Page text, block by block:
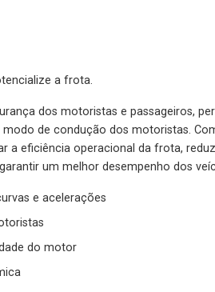
a frota.
dos motoristas e passageiros,
de condução dos motoristas.
a eficiência operacional da frota,
um melhor desempenho dos
e acelerações
do motor